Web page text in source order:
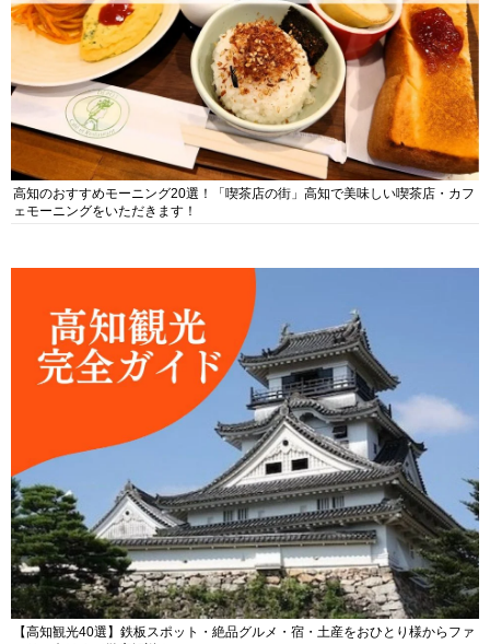
高知のおすすめモーニング20選！「喫茶店の街」高知で美味しい喫茶店・カフ
ェモーニングをいただきます！
【高知観光40選】鉄板スポット・絶品グルメ・宿・土産をおひとり様からファ